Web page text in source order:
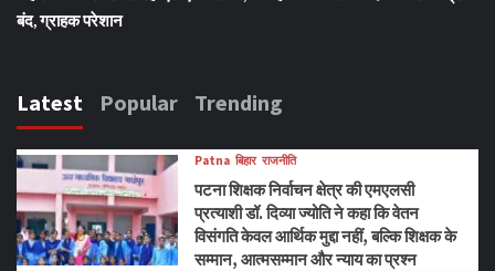
बंद, ग्राहक परेशान
Latest Popular Trending
Patna बिहार राजनीति
पटना शिक्षक निर्वाचन क्षेत्र की एमएलसी
प्रत्याशी डॉ. दिव्या ज्योति ने कहा कि वेतन
विसंगति केवल आर्थिक मुद्दा नहीं, बल्कि शिक्षक के
सम्मान, आत्मसम्मान और न्याय का प्रश्न